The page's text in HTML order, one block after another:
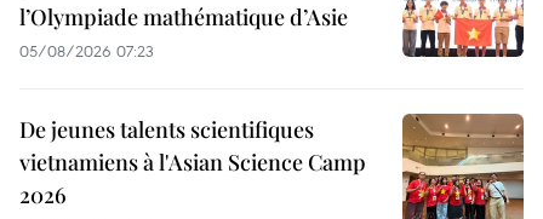
l’Olympiade mathématique d’Asie
05/08/2026 07:23
De jeunes talents scientifiques
vietnamiens à l'Asian Science Camp
2026